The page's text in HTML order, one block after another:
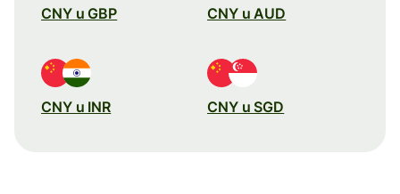
CNY u GBP CNY u AUD
CNY u INR CNY u SGD